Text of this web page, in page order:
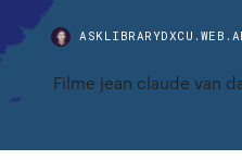
Filme jean claude van